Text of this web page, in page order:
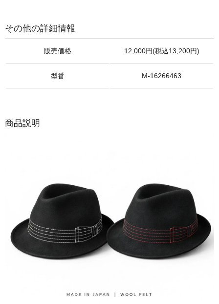
その他の詳細情報
販売価格 12,000円(税込13,200円)
型番 M-16266463
商品説明